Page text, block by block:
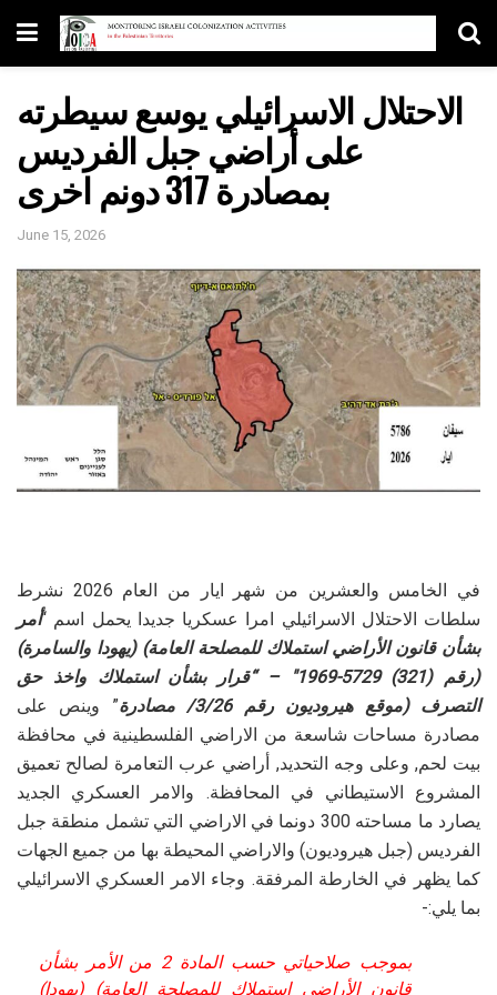
الاحتلال الاسرائيلي يوسع سيطرته
على أراضي جبل الفرديس
بمصادرة 317 دونم اخرى
June 15, 2026
في الخامس والعشرين من شهر ايار من العام 2026 نشرط
سلطات الاحتلال الاسرائيلي امرا عسكريا جديدا يحمل اسم “أمر
بشأن قانون الأراضي استملاك للمصلحة العامة) (يهودا والسامرة)
(رقم (321) 5729-1969″ – “قرار بشأن استملاك واخذ حق
التصرف (موقع هيروديون رقم 3/26/ مصادرة
” وينص على
مصادرة مساحات شاسعة من الاراضي الفلسطينية في محافظة
بيت لحم, وعلى وجه التحديد, أراضي عرب التعامرة لصالح تعميق
المشروع الاستيطاني في المحافظة. والامر العسكري الجديد
يصارد ما مساحته 300 دونما في الاراضي التي تشمل منطقة جبل
الفرديس (جبل هيروديون) والاراضي المحيطة بها من جميع الجهات
كما يظهر في الخارطة المرفقة. وجاء الامر العسكري الاسرائيلي
بما يلي:-
بموجب صلاحياتي حسب المادة 2 من الأمر بشأن
قانون الأراضي استملاك للمصلحة العامة) (يهودا)